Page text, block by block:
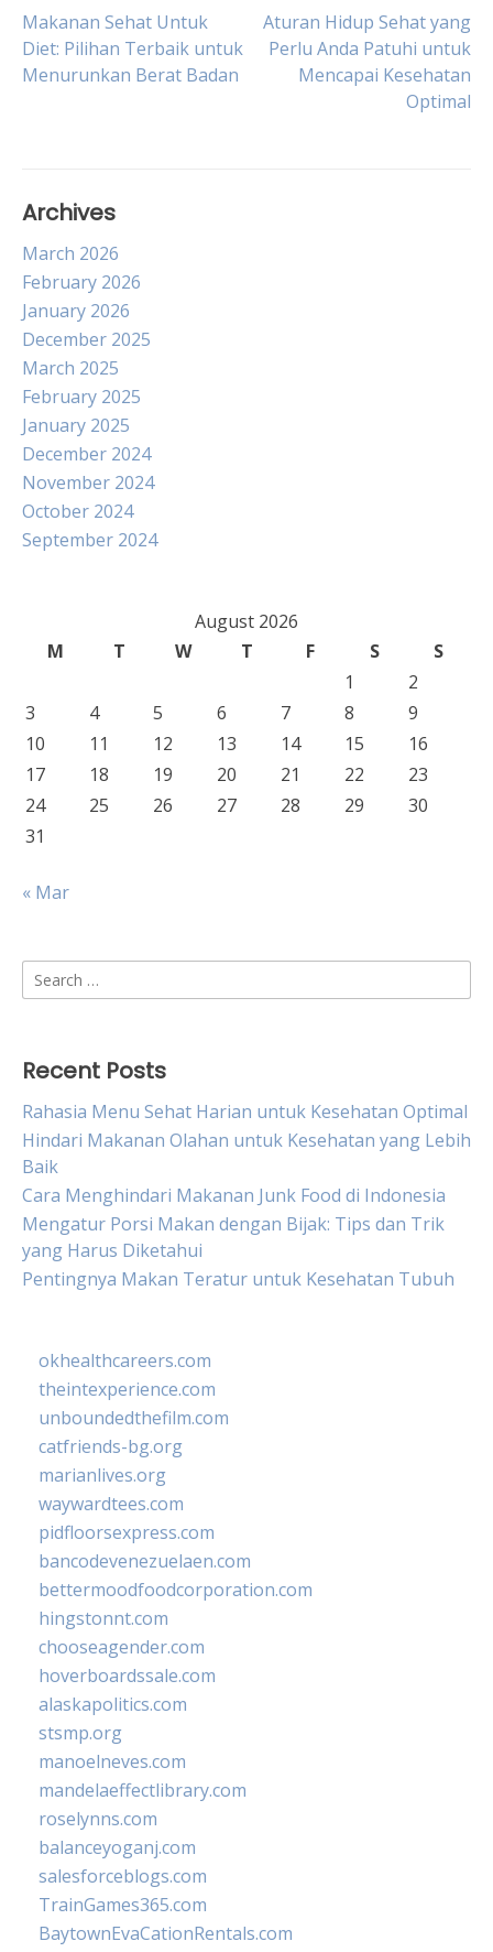
Post
navigation
Makanan Sehat Untuk
Diet: Pilihan Terbaik untuk
Menurunkan Berat Badan
Aturan Hidup Sehat yang
Perlu Anda Patuhi untuk
Mencapai Kesehatan
Optimal
Archives
March 2026
February 2026
January 2026
December 2025
March 2025
February 2025
January 2025
December 2024
November 2024
October 2024
September 2024
August 2026
M
T W T F S
S
1
2
3
4 5 6 7 8
9
10
11 12 13 14 15
16
17
18 19 20 21 22
23
24
25 26 27 28 29
30
31
« Mar
Search
for:
Recent Posts
Rahasia Menu Sehat Harian untuk Kesehatan Optimal
Hindari Makanan Olahan untuk Kesehatan yang Lebih
Baik
Cara Menghindari Makanan Junk Food di Indonesia
Mengatur Porsi Makan dengan Bijak: Tips dan Trik
yang Harus Diketahui
Pentingnya Makan Teratur untuk Kesehatan Tubuh
okhealthcareers.com
theintexperience.com
unboundedthefilm.com
catfriends-bg.org
marianlives.org
waywardtees.com
pidfloorsexpress.com
bancodevenezuelaen.com
bettermoodfoodcorporation.com
hingstonnt.com
chooseagender.com
hoverboardssale.com
alaskapolitics.com
stsmp.org
manoelneves.com
mandelaeffectlibrary.com
roselynns.com
balanceyoganj.com
salesforceblogs.com
TrainGames365.com
BaytownEvaCationRentals.com